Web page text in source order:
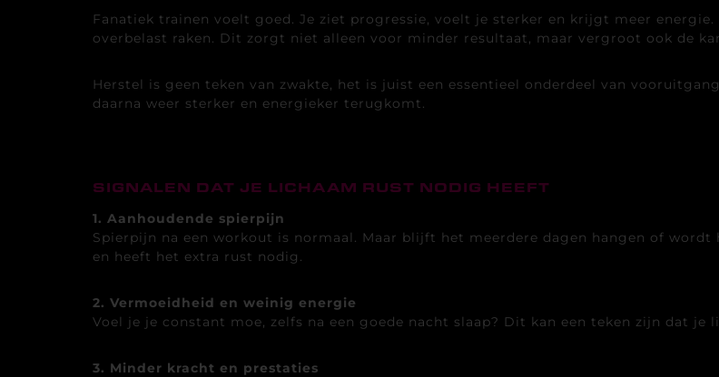
Fanatiek trainen voelt goed. Je ziet progressie, voelt je sterker en krijgt meer
overbelast raken. Dit zorgt niet alleen voor minder resultaat, maar vergroot ook de
Herstel is geen teken van zwakte, het is juist een essentieel onderdeel van
daarna weer sterker en energieker terugkomt.
SIGNALEN DAT JE LICHAAM RUST NODIG HEEFT
1. Aanhoudende spierpijn
Spierpijn na een workout is normaal. Maar blijft het meerdere dagen hangen of
en heeft het extra rust nodig.
2. Vermoeidheid en weinig energie
Voel je je constant moe, zelfs na een goede nacht slaap? Dit kan een teken zijn dat je
3. Minder kracht en prestaties